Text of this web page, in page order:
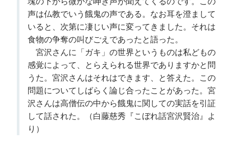
声は仏教でいう餓鬼の声である。なお耳を澄まして
いると、次第に凄じい声に変ってきました。それは
食物の争奪の叫びごえであったと語った。
宮沢さんに「ガキ」の世界というものは私どもの
感覚によって、とらえられる世界でありますかと問
うた。宮沢さんはそれはできます、と答えた。この
問題についてしばらく論じ合ったことがあった。宮
沢さんは高僧伝の中から餓鬼に関しての実話を引証
して話された。（白藤慈秀『こぼれ話宮沢賢治』よ
り）